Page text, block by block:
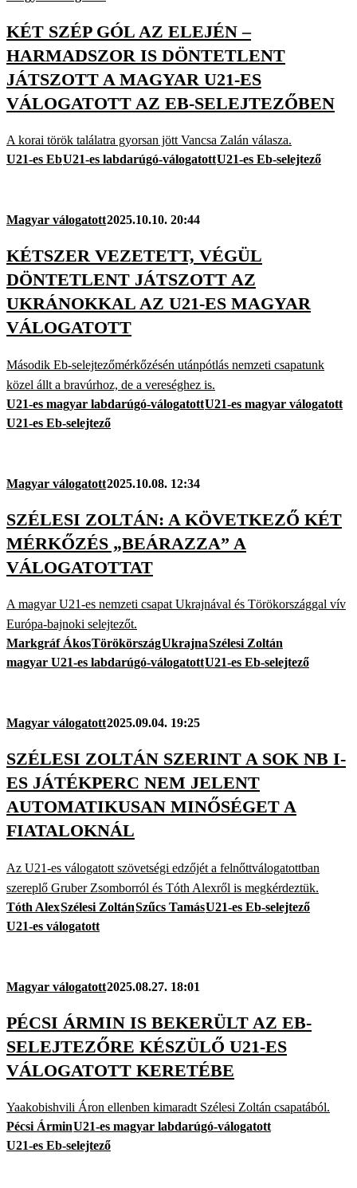
KÉT SZÉP GÓL AZ ELEJÉN –
HARMADSZOR IS DÖNTETLENT
JÁTSZOTT A MAGYAR U21-ES
VÁLOGATOTT AZ EB-SELEJTEZŐBEN
A korai török találatra gyorsan jött Vancsa Zalán válasza.
U21-es EbU21-es labdarúgó-válogatottU21-es Eb-selejtező
Magyar válogatott2025.10.10. 20:44
KÉTSZER VEZETETT, VÉGÜL
DÖNTETLENT JÁTSZOTT AZ
UKRÁNOKKAL AZ U21-ES MAGYAR
VÁLOGATOTT
Második Eb-selejtezőmérkőzésén utánpótlás nemzeti csapatunk
közel állt a bravúrhoz, de a vereséghez is.
U21-es magyar labdarúgó-válogatottU21-es magyar válogatott
U21-es Eb-selejtező
Magyar válogatott2025.10.08. 12:34
SZÉLESI ZOLTÁN: A KÖVETKEZŐ KÉT
MÉRKŐZÉS „BEÁRAZZA” A
VÁLOGATOTTAT
A magyar U21-es nemzeti csapat Ukrajnával és Törökországgal vív
Európa-bajnoki selejtezőt.
Markgráf ÁkosTörökörszágUkrajnaSzélesi Zoltán
magyar U21-es labdarúgó-válogatottU21-es Eb-selejtező
Magyar válogatott2025.09.04. 19:25
SZÉLESI ZOLTÁN SZERINT A SOK NB I-
ES JÁTÉKPERC NEM JELENT
AUTOMATIKUSAN MINŐSÉGET A
FIATALOKNÁL
Az U21-es válogatott szövetségi edzőjét a felnőttválogatottban
szereplő Gruber Zsomborról és Tóth Alexről is megkérdeztük.
Tóth AlexSzélesi ZoltánSzűcs TamásU21-es Eb-selejtező
U21-es válogatott
Magyar válogatott2025.08.27. 18:01
PÉCSI ÁRMIN IS BEKERÜLT AZ EB-
SELEJTEZŐRE KÉSZÜLŐ U21-ES
VÁLOGATOTT KERETÉBE
Yaakobishvili Áron ellenben kimaradt Szélesi Zoltán csapatából.
Pécsi ÁrminU21-es magyar labdarúgó-válogatott
U21-es Eb-selejtező